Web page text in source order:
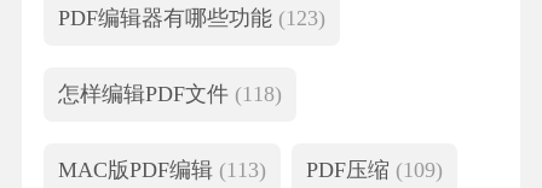
PDF编辑器有哪些功能 (123)
怎样编辑PDF文件 (118)
MAC版PDF编辑 (113) PDF压缩 (109)